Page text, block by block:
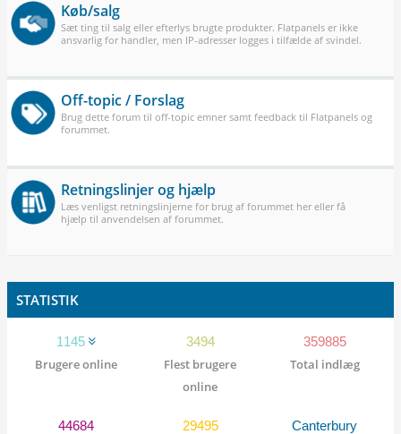
Køb/salg
Sæt ting til salg eller efterlys brugte produkter. Flatpanels er ikke
ansvarlig for handler, men IP-adresser logges i tilfælde af svindel.
Off-topic / Forslag
Brug dette forum til off-topic emner samt feedback til Flatpanels og
forummet.
Retningslinjer og hjælp
Læs venligst retningslinjerne for brug af forummet her eller få
hjælp til anvendelsen af forummet.
STATISTIK
1145
Brugere online
3494
Flest brugere
online
359885
Total indlæg
44684 29495 Canterbury